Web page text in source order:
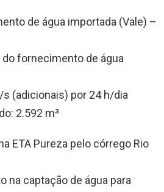
de água importada (Vale) –
fornecimento de água
(adicionais) por 24 h/dia
2.592 m³
ETA Pureza pelo córrego Rio
na captação de água para